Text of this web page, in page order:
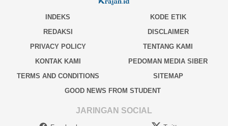
INDEKS
KODE ETIK
REDAKSI
DISCLAIMER
PRIVACY POLICY
TENTANG KAMI
KONTAK KAMI
PEDOMAN MEDIA SIBER
TERMS AND CONDITIONS
SITEMAP
GOOD NEWS FROM STUDENT
JARINGAN SOCIAL